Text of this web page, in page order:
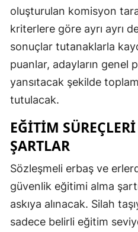
oluşturulan komisyon
kriterlere göre ayrı ayrı
sonuçlar tutanaklarla
puanlar, adayların genel
yansıtacak şekilde
tutulacak.
EĞITIM
ŞARTLAR
Sözleşmeli erbaş ve
güvenlik eğitimi alma
askıya alınacak. Silah
sadece belirli eğitim